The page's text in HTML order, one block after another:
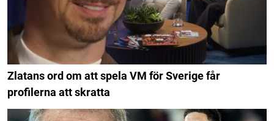
Zlatans ord om att spela VM för Sverige får
profilerna att skratta